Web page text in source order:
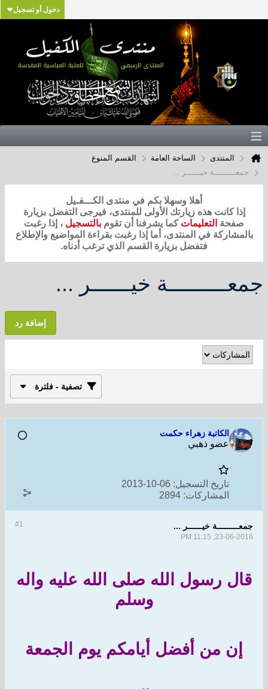
دخول أو تسجيل
المنتدى الساحة العامة
القسم المنوع
جمعـــــــــة خيــــــر ...
أهلا وسهلا بكم في منتدى الكـــفـيل
إذا كانت هذه زيارتك الأولى للمنتدى، فيرجى التفضل بزيارة
صفحة التعليمات كما يشرفنا أن تقوم بالتسجيل ، إذا رغبت
بالمشاركة في المنتدى، أما إذا رغبت بقراءة المواضيع والإطلاع
فتفضل بزيارة القسم الذي ترغب أدناه.
جمعـــــــــة خيــــــر ...
إضافة رد
تصفية - فلترة
الكاتبة زهراء حكمت
عضو ذهبي
تاريخ التسجيل: 06-10-2013
المشاركات: 2894
#1 جمعـــــــــة خيــــــر ...
23-06-2016, 11:15 PM
قال رسول الله صلى الله عليه واله
وسلم
إن من أفضل أيامكم يوم الجمعة